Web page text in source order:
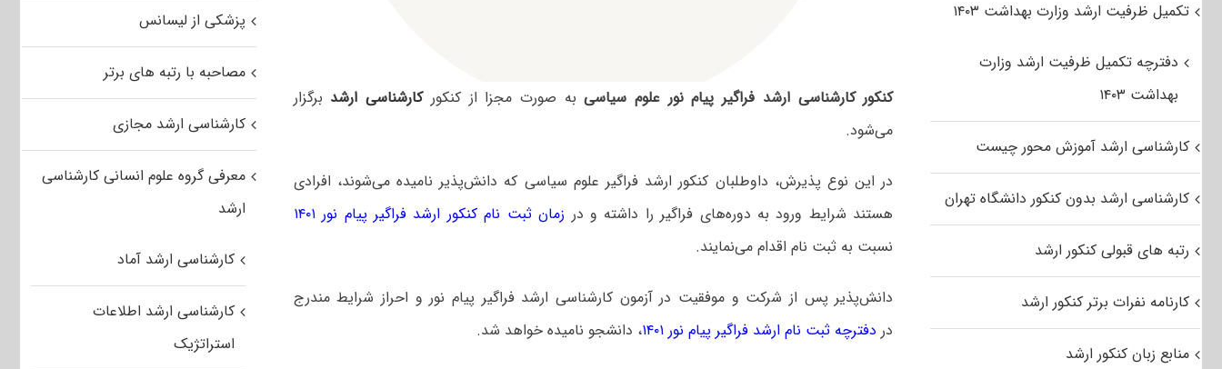
کنکور کارشناسی ارشد فراگیر پیام نور علوم سیاسیبه صورت مجزا از کنکورکارشناسی ارشد برگزار
می‌شود.
در این نوع پذیرش، داوطلبان کنکور ارشد فراگیر علوم سیاسی که دانش‌پذیر نامیده می‌شوند، افرادی
هستند شرایط ورود به دوره‌های فراگیر را داشته و در زمان ثبت نام کنکور ارشد فراگیر پیام نور ۱۴۰۱
نسبت به ثبت نام اقدام می‌نمایند.
دانش‌پذیر پس از شرکت و موفقیت در آزمون کارشناسی ارشد فراگیر پیام نور و احراز شرایط مندرج
در دفترچه ثبت نام ارشد فراگیر پیام نور ۱۴۰۱ ، دانشجو نامیده خواهد شد.
پزشکی از لیسانس
مصاحبه با رتبه های برتر
کارشناسی ارشد مجازی
معرفی گروه علوم انسانی کارشناسی
ارشد
کارشناسی ارشد آماد
کارشناسی ارشد اطلاعات
استراتژیک
تکمیل ظرفیت ارشد وزارت بهداشت ۱۴۰۳
دفترچه تکمیل ظرفیت ارشد وزارت
بهداشت ۱۴۰۳
کارشناسی ارشد آموزش محور چیست
کارشناسی ارشد بدون کنکور دانشگاه تهران
رتبه های قبولی کنکور ارشد
کارنامه نفرات برتر کنکور ارشد
منابع زبان کنکور ارشد